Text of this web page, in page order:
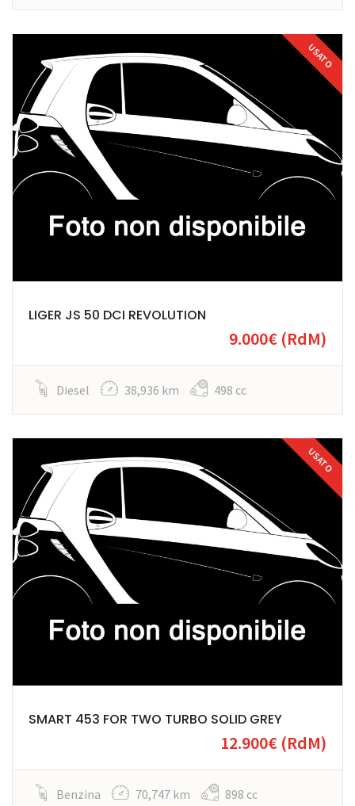
USATO
LIGER JS 50 DCI REVOLUTION
9.000€ (RdM)
Diesel 38,936 km 498 cc
USATO
SMART 453 FOR TWO TURBO SOLID GREY
12.900€ (RdM)
Benzina 70,747 km 898 cc